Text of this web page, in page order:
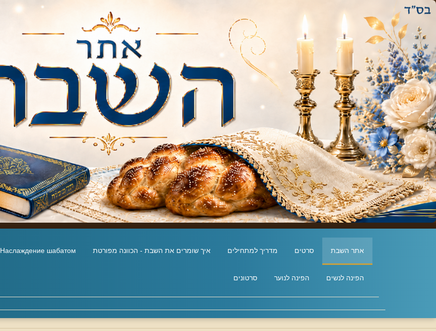
אתר השבת סרטים מדריך למתחילים איך שומרים את השבת - הכוונה מפורטת Наслаждение шабатом
הפינה לנשים הפינה לנוער סרטונים